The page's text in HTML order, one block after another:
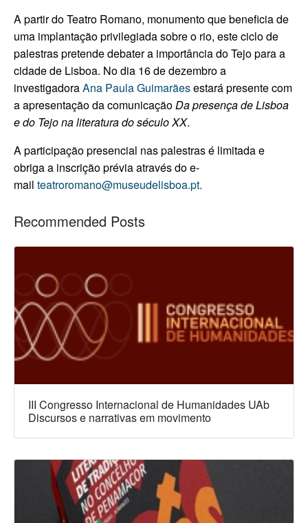
A partir do Teatro Romano, monumento que beneficia de
uma implantação privilegiada sobre o rio, este ciclo de
palestras pretende debater a importância do Tejo para a
cidade de Lisboa. No dia 16 de dezembro a
investigadoraAna Paula Guimarãesestará presente com
a apresentação da comunicaçãoDa presença de Lisboa
e do Tejo na literatura do século XX.
A participação presencial nas palestras é limitada e
obriga a inscrição prévia através do e-
mail teatroromano@museudelisboa.pt.
Recommended Posts
III Congresso Internacional de Humanidades UAb
Discursos e narrativas em movimento